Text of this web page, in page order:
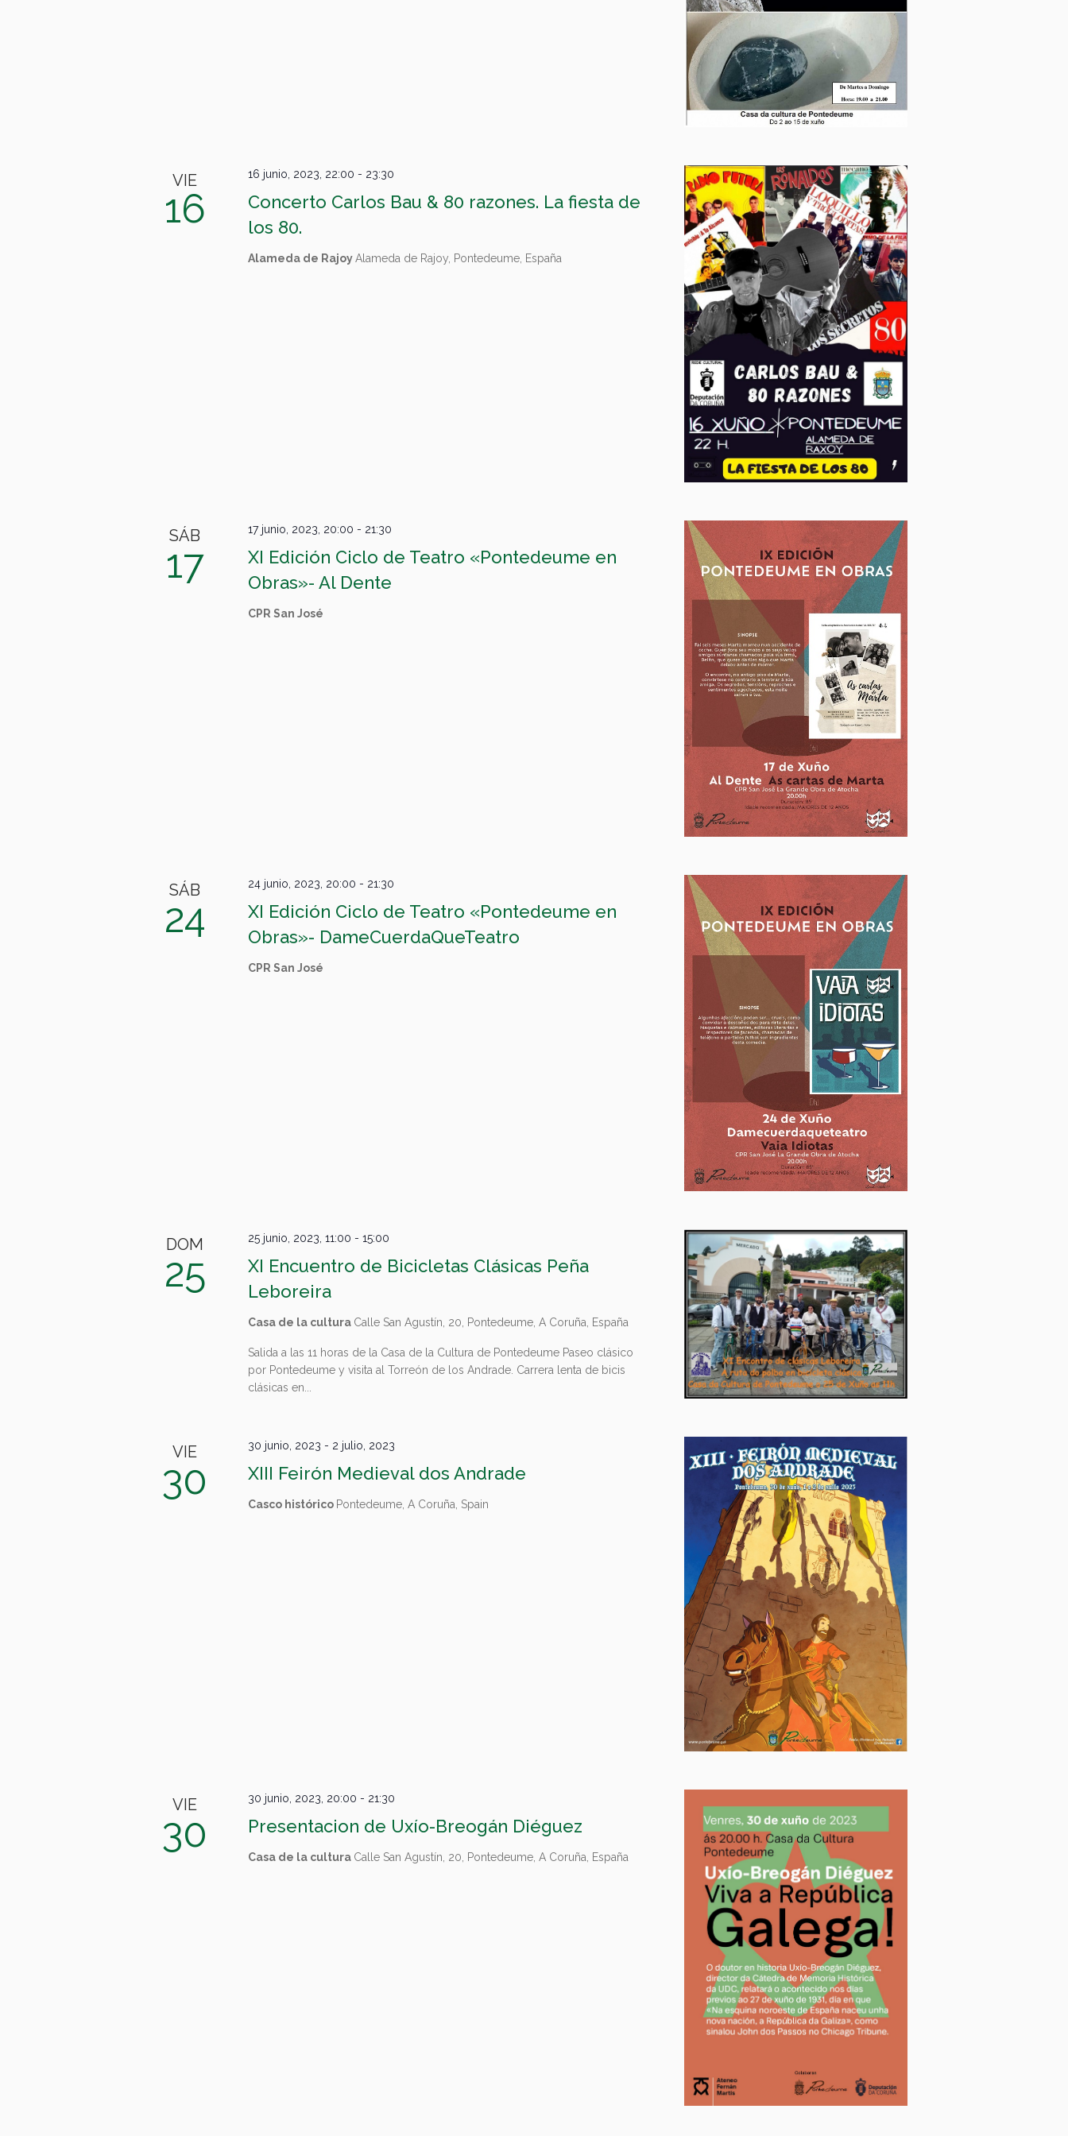
VIE
16
Concerto Carlos Bau & 80 razones. La fiesta de
los 80.
16 junio, 2023, 22:00 - 23:30
Alameda de RajoyAlameda de Rajoy, Pontedeume, España
SÁB
17
XI Edición Ciclo de Teatro «Pontedeume en
Obras»- Al Dente
17 junio, 2023, 20:00 - 21:30
CPR San José
SÁB
24
XI Edición Ciclo de Teatro «Pontedeume en
Obras»- DameCuerdaQueTeatro
24 junio, 2023, 20:00 - 21:30
CPR San José
DOM
25
XI Encuentro de Bicicletas Clásicas Peña
Leboreira
25 junio, 2023, 11:00 - 15:00
Casa de la cultura Calle San Agustín, 20, Pontedeume, A Coruña, España
Salida a las 11 horas de la Casa de la Cultura de Pontedeume Paseo clásico
por Pontedeume y visita al Torreón de los Andrade. Carrera lenta de bicis
clásicas en...
VIE
30 XIII Feirón Medieval dos Andrade
30 junio, 2023 - 2 julio, 2023
Casco histórico Pontedeume, A Coruña, Spain
VIE
30 Presentacion de Uxío-Breogán Diéguez
30 junio, 2023, 20:00 - 21:30
Casa de la cultura Calle San Agustín, 20, Pontedeume, A Coruña, España